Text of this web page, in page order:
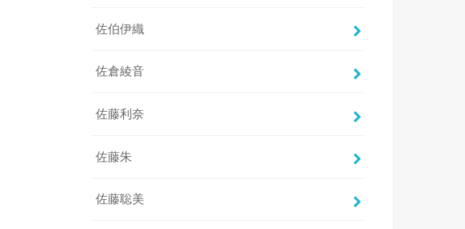
佐伯伊織
佐倉綾音
佐藤利奈
佐藤朱
佐藤聡美